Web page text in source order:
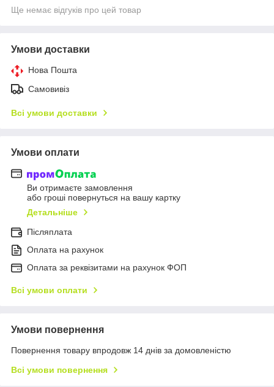
Ще немає відгуків про цей товар
Умови доставки
Нова Пошта
Самовивіз
Всі умови доставки
Умови оплати
Ви отримаєте замовлення
або гроші повернуться на вашу картку
Детальніше
Післяплата
Оплата на рахунок
Оплата за реквізитами на рахунок ФОП
Всі умови оплати
Умови повернення
Повернення товару впродовж 14 днів за домовленістю
Всі умови повернення